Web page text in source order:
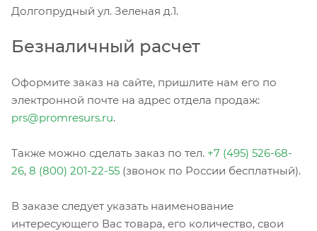
Долгопрудный ул. Зеленая д.1.
Безналичный расчет
Оформите заказ на сайте, пришлите нам его по
электронной почте на адрес отдела продаж:
prs@promresurs.ru.
Также можно сделать заказ по тел. +7 (495) 526-68-
26, 8 (800) 201-22-55 (звонок по России бесплатный).
В заказе следует указать наименование
интересующего Вас товара, его количество, свои